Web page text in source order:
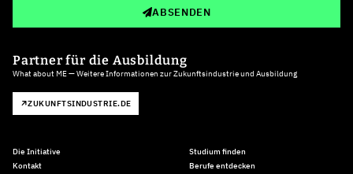
ABSENDEN
Partner für die Ausbildung
What about ME — Weitere Informationen zur Zukunftsindustrie und Ausbildung
ZUKUNFTSINDUSTRIE.DE
Die Initiative
Kontakt
Studium finden
Berufe entdecken